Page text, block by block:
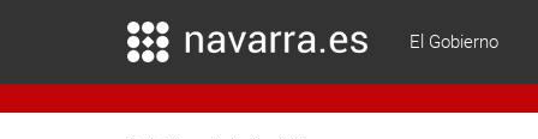
El Gobierno